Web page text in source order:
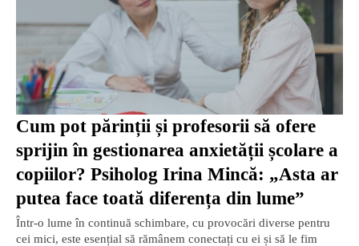
Cum pot părinții și profesorii să ofere
sprijin în gestionarea anxietății școlare a
copiilor? Psiholog Irina Mincă: „Asta ar
putea face toată diferența din lume”
Într-o lume în continuă schimbare, cu provocări diverse pentru
cei mici, este esențial să rămânem conectați cu ei și să le fim